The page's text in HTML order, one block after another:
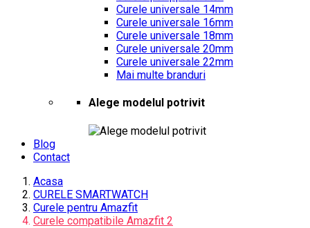
Curele universale 14mm
Curele universale 16mm
Curele universale 18mm
Curele universale 20mm
Curele universale 22mm
Mai multe branduri
Alege modelul potrivit
Blog
Contact
Acasa
CURELE SMARTWATCH
Curele pentru Amazfit
Curele compatibile Amazfit 2